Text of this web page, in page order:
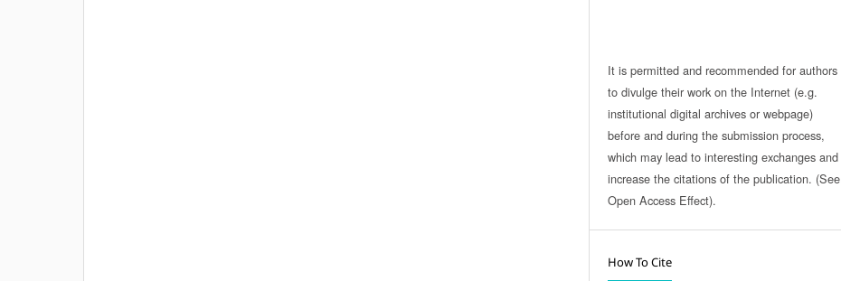
It is permitted and recommended for authors
to divulge their work on the Internet (e.g.
institutional digital archives or webpage)
before and during the submission process,
which may lead to interesting exchanges and
increase the citations of the publication. (See
Open Access Effect).
How To Cite